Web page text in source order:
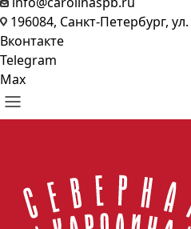
196084, Санкт-Петербург,
Вконтакте
Telegram
Max